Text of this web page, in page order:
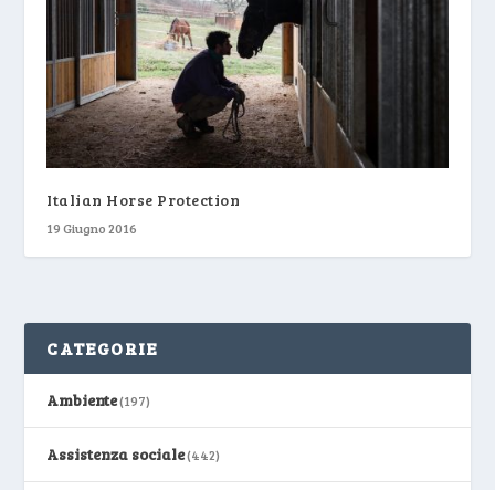
Italian Horse Protection
19 Giugno 2016
CATEGORIE
Ambiente(197)
Assistenza sociale(442)